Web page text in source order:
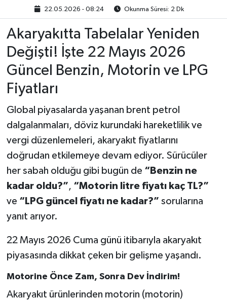
22.05.2026 - 08:24 Okunma Süresi: 2 Dk
Akaryakıtta Tabelalar Yeniden
Değişti! İşte 22 Mayıs 2026
Güncel Benzin, Motorin ve LPG
Fiyatları
Global piyasalarda yaşanan brent petrol
dalgalanmaları, döviz kurundaki hareketlilik ve
vergi düzenlemeleri, akaryakıt fiyatlarını
doğrudan etkilemeye devam ediyor. Sürücüler
her sabah olduğu gibi bugün de “Benzin ne
kadar oldu?”, “Motorin litre fiyatı kaç TL?”
ve “LPG güncel fiyatı ne kadar?” sorularına
yanıt arıyor.
22 Mayıs 2026 Cuma günü itibarıyla akaryakıt
piyasasında dikkat çeken bir gelişme yaşandı.
Motorine Önce Zam, Sonra Dev İndirim!
Akaryakıt ürünlerinden motorin (motorin)